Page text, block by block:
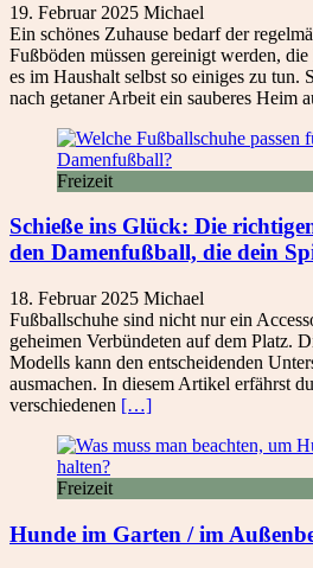
19. Februar 2025 Michael
Ein schönes Zuhause bedarf der
Fußböden müssen gereinigt werden,
es im Haushalt selbst so einiges zu tun.
nach getaner Arbeit ein sauberes Heim
Freizeit
Schieße ins Glück: Die
den Damenfußball, die dein
18. Februar 2025 Michael
Fußballschuhe sind nicht nur ein
geheimen Verbündeten auf dem Platz.
Modells kann den entscheidenden
ausmachen. In diesem Artikel erfährst
verschiedenen […]
Freizeit
Hunde im Garten / im